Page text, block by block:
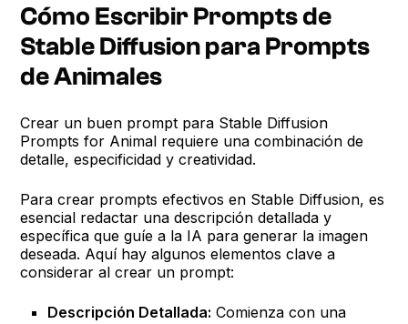
Cómo Escribir Prompts de
Stable Diffusion para Prompts
de Animales
Crear un buen prompt para Stable Diffusion
Prompts for Animal requiere una combinación de
detalle, especificidad y creatividad.
Para crear prompts efectivos en Stable Diffusion, es
esencial redactar una descripción detallada y
específica que guíe a la IA para generar la imagen
deseada. Aquí hay algunos elementos clave a
considerar al crear un prompt:
Descripción Detallada: Comienza con una